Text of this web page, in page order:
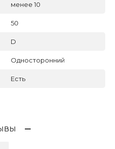
менее 10
50
D
Односторонний
Есть